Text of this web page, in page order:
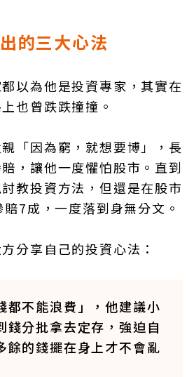
的三大心法
以為他是投資專家，其實在
也曾跌跌撞撞。
「因為窮，就想要博」，長
，讓他一度懼怕股市。直到
教投資方法，但還是在股市
7成，一度落到身無分文。
分享自己的投資心法：
都不能浪費」，他建議小
錢分批拿去定存，強迫自
餘的錢擺在身上才不會亂